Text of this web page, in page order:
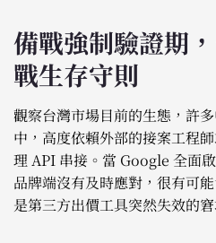
備戰強制驗證期
戰生存守則
觀察台灣市場目前的生態，許
中，高度依賴外部的接案工程
理 API 串接。當 Google 全面
品牌端沒有及時應對，很有可
是第三方出價工具突然失效的窘